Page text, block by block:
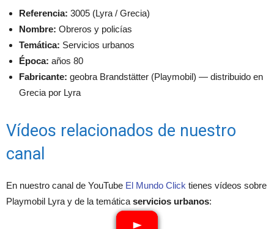
Referencia: 3005 (Lyra / Grecia)
Nombre: Obreros y policías
Temática: Servicios urbanos
Época: años 80
Fabricante: geobra Brandstätter (Playmobil) — distribuido en
Grecia por Lyra
Vídeos relacionados de nuestro
canal
En nuestro canal de YouTube El Mundo Click tienes vídeos sobre
Playmobil Lyra y de la temática servicios urbanos: